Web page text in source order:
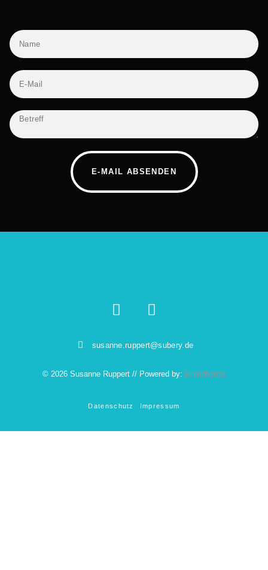
E-MAIL ABSENDEN
susanne.ruppert@subery.de
© 2026 Susanne Ruppert // Powered by: Brandhands
Datenschutz Impressum